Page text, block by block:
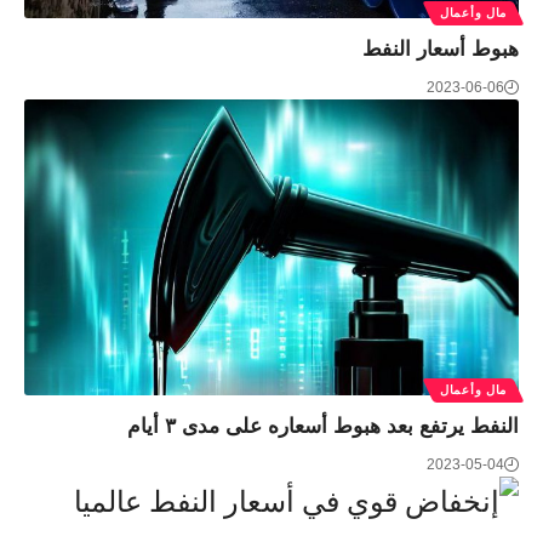
مال وأعمال
هبوط أسعار النفط
2023-06-06
مال وأعمال
النفط يرتفع بعد هبوط أسعاره على مدى ٣ أيام
2023-05-04